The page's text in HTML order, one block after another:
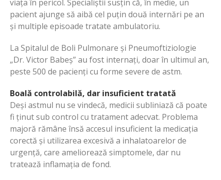
viața în pericol. Specialiștii susțin că, în medie, un
pacient ajunge să aibă cel puțin două internări pe an
și multiple episoade tratate ambulatoriu.
La Spitalul de Boli Pulmonare și Pneumoftiziologie
„Dr. Victor Babeș” au fost internați, doar în ultimul an,
peste 500 de pacienți cu forme severe de astm.
Boală controlabilă, dar insuficient tratată
Deși astmul nu se vindecă, medicii subliniază că poate
fi ținut sub control cu tratament adecvat. Problema
majoră rămâne însă accesul insuficient la medicația
corectă și utilizarea excesivă a inhalatoarelor de
urgență, care ameliorează simptomele, dar nu
tratează inflamația de fond.